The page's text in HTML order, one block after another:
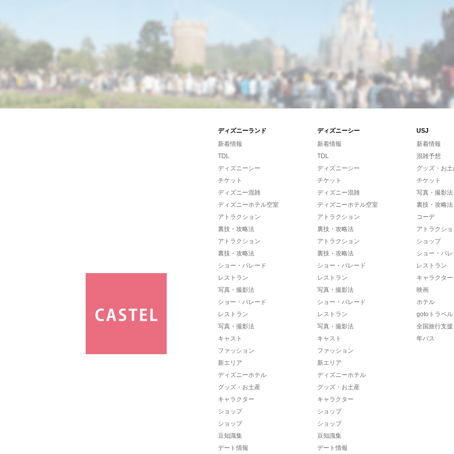
ディズニーランド ディズニーシー
USJ
新着情報
TDL
ディズニーシー
チケット
ディズニー混雑
ディズニーホテル空室
アトラクション
裏技・攻略法
アトラクション
裏技・攻略法
ショー・パレード
レストラン
写真・撮影法
ショー・パレード
レストラン
写真・撮影法
キャスト
ファッション
新エリア
ディズニーホテル
グッズ・お土産
キャラクター
ショップ
ショップ
豆知識集
デート情報
新着情報
TDL
ディズニーシー
チケット
ディズニー混雑
ディズニーホテル空室
アトラクション
裏技・攻略法
アトラクション
裏技・攻略法
ショー・パレード
レストラン
写真・撮影法
ショー・パレード
レストラン
写真・撮影法
キャスト
ファッション
新エリア
ディズニーホテル
グッズ・お土産
キャラクター
ショップ
ショップ
豆知識集
デート情報
新着情報
混雑予想
グッズ・お
チケット
写真・撮影法
裏技・攻略法
コーデ
アトラクシ
ショップ
ショー・パ
レストラン
キャラクター
映画
ホテル
gotoトラベル
全国旅行支援
年パス